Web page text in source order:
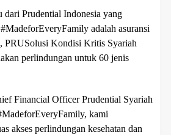
dari Prudential Indonesia yang
adalah asuransi
PRUSolusi Kondisi Kritis Syariah
perlindungan untuk 60 jenis
Financial Officer Prudential Syariah
kami
akses perlindungan kesehatan dan